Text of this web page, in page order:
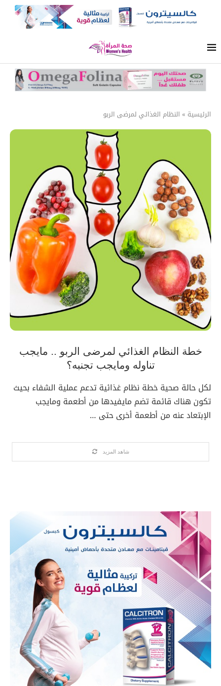
الرئيسية » النظام الغذائي لمرضى الربو
خطة النظام الغذائي لمرضى الربو .. مايجب
تناوله ومايجب تجنبه؟
لكل حالة صحية خطة نظام غذائية تدعم عملية الشفاء بحيث
تكون هناك قائمة تضم مايفيدها من أطعمة ومايجب
الإبتعاد عنه من أطعمة أخرى حتى …
شاهد المزيد